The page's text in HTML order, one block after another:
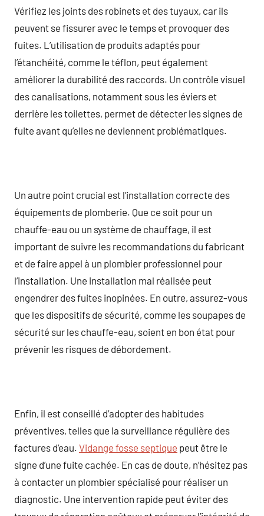
Vérifiez les joints des robinets et des tuyaux, car ils
peuvent se fissurer avec le temps et provoquer des
fuites. L’utilisation de produits adaptés pour
l’étanchéité, comme le téflon, peut également
améliorer la durabilité des raccords. Un contrôle visuel
des canalisations, notamment sous les éviers et
derrière les toilettes, permet de détecter les signes de
fuite avant qu’elles ne deviennent problématiques.
Un autre point crucial est l’installation correcte des
équipements de plomberie. Que ce soit pour un
chauffe-eau ou un système de chauffage, il est
important de suivre les recommandations du fabricant
et de faire appel à un plombier professionnel pour
l’installation. Une installation mal réalisée peut
engendrer des fuites inopinées. En outre, assurez-vous
que les dispositifs de sécurité, comme les soupapes de
sécurité sur les chauffe-eau, soient en bon état pour
prévenir les risques de débordement.
Enfin, il est conseillé d’adopter des habitudes
préventives, telles que la surveillance régulière des
factures d’eau. Vidange fosse septique peut être le
signe d’une fuite cachée. En cas de doute, n’hésitez pas
à contacter un plombier spécialisé pour réaliser un
diagnostic. Une intervention rapide peut éviter des